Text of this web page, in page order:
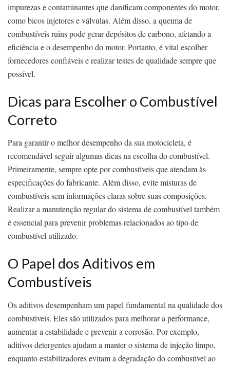
impurezas e contaminantes que danificam componentes do motor,
como bicos injetores e válvulas. Além disso, a queima de
combustíveis ruins pode gerar depósitos de carbono, afetando a
eficiência e o desempenho do motor. Portanto, é vital escolher
fornecedores confiáveis e realizar testes de qualidade sempre que
possível.
Dicas para Escolher o Combustível
Correto
Para garantir o melhor desempenho da sua motocicleta, é
recomendável seguir algumas dicas na escolha do combustível.
Primeiramente, sempre opte por combustíveis que atendam às
especificações do fabricante. Além disso, evite misturas de
combustíveis sem informações claras sobre suas composições.
Realizar a manutenção regular do sistema de combustível também
é essencial para prevenir problemas relacionados ao tipo de
combustível utilizado.
O Papel dos Aditivos em
Combustíveis
Os aditivos desempenham um papel fundamental na qualidade dos
combustíveis. Eles são utilizados para melhorar a performance,
aumentar a estabilidade e prevenir a corrosão. Por exemplo,
aditivos detergentes ajudam a manter o sistema de injeção limpo,
enquanto estabilizadores evitam a degradação do combustível ao